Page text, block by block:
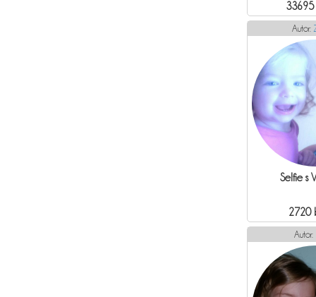
Autor:
Selfie s
2720
Autor: